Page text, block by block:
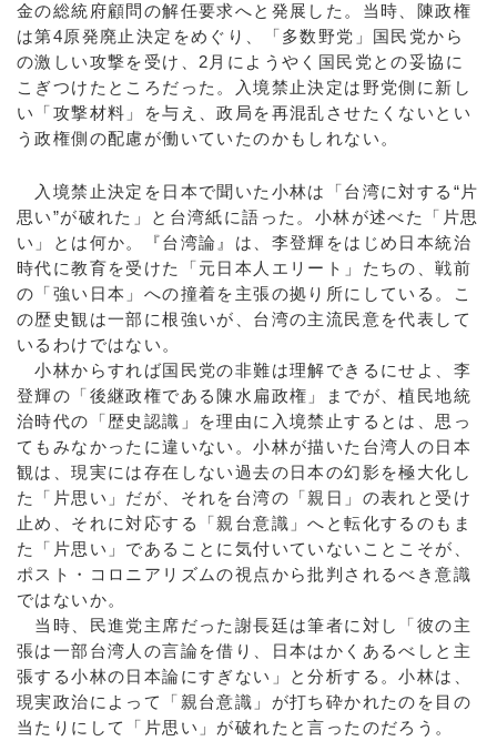
金の総統府顧問の解任要求へと発展した。当時、陳政権
は第4原発廃止決定をめぐり、「多数野党」国民党から
の激しい攻撃を受け、2月にようやく国民党との妥協に
こぎつけたところだった。入境禁止決定は野党側に新し
い「攻撃材料」を与え、政局を再混乱させたくないとい
う政権側の配慮が働いていたのかもしれない。
入境禁止決定を日本で聞いた小林は「台湾に対する“片
思い”が破れた」と台湾紙に語った。小林が述べた「片思
い」とは何か。『台湾論』は、李登輝をはじめ日本統治
時代に教育を受けた「元日本人エリート」たちの、戦前
の「強い日本」への撞着を主張の拠り所にしている。こ
の歴史観は一部に根強いが、台湾の主流民意を代表して
いるわけではない。
小林からすれば国民党の非難は理解できるにせよ、李
登輝の「後継政権である陳水扁政権」までが、植民地統
治時代の「歴史認識」を理由に入境禁止するとは、思っ
てもみなかったに違いない。小林が描いた台湾人の日本
観は、現実には存在しない過去の日本の幻影を極大化し
た「片思い」だが、それを台湾の「親日」の表れと受け
止め、それに対応する「親台意識」へと転化するのもま
た「片思い」であることに気付いていないことこそが、
ポスト・コロニアリズムの視点から批判されるべき意識
ではないか。
当時、民進党主席だった謝長廷は筆者に対し「彼の主
張は一部台湾人の言論を借り、日本はかくあるべしと主
張する小林の日本論にすぎない」と分析する。小林は、
現実政治によって「親台意識」が打ち砕かれたのを目の
当たりにして「片思い」が破れたと言ったのだろう。